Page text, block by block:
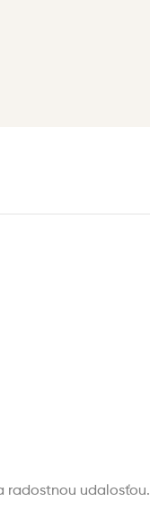
radostnou udalosťou.